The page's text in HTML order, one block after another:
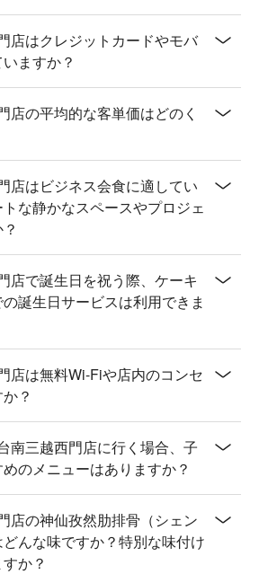
店はクレジットカードやモバ
ますか？
店の平均的な客単価はどのく
店はビジネス会食に適してい
な静かなスペースやプロジェ
店で誕生日を祝う際、ケーキ
誕生日サービスは利用できま
店は無料Wi-Fiや店内のコンセ
？
南三越西門店に行く場合、子
のメニューはありますか？
店の神仙孜然肋排骨（シェン
んな味ですか？特別な味付け
か？